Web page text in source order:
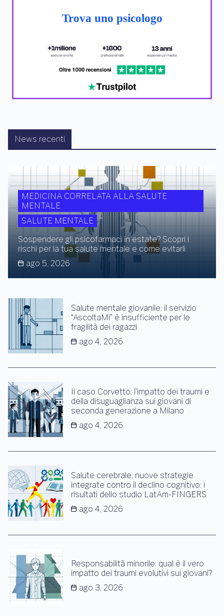
Trova uno psicologo
News recenti
MEDICINA CORRELATA ALLA SALUTE
MENTALE
SALUTE MENTALE
Sospendere gli psicofarmaci in estate? Scopri i
rischi per la tua salute mentale e come evitarli
ago 5, 2026
Salute mentale giovanile: il servizio
“AscoltaMi” è insufficiente per le
fragilità dei ragazzi
ago 4, 2026
Il caso Corvetto: l’impatto dei traumi e
della disuguaglianza sui giovani di
seconda generazione a Milano
ago 4, 2026
Salute cerebrale, nuove strategie
integrate contro il declino cognitivo: i
risultati dello studio LatAm-FINGERS
ago 4, 2026
Responsabilità minorile: qual è il vero
impatto dei traumi evolutivi sui giovani?
ago 3, 2026